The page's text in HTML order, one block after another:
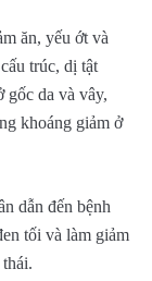
ăn, yếu ớt và
trúc, dị tật
da và vây,
khoáng giảm ở
dẫn đến bệnh
tối và làm giảm